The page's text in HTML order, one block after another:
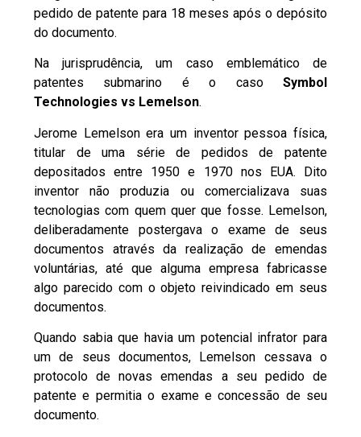
pedido de patente para 18 meses após o depósito
do documento.
Na jurisprudência, um caso emblemático de
patentes submarino é o caso Symbol
Technologies vs Lemelson.
Jerome Lemelson era um inventor pessoa física,
titular de uma série de pedidos de patente
depositados entre 1950 e 1970 nos EUA. Dito
inventor não produzia ou comercializava suas
tecnologias com quem quer que fosse. Lemelson,
deliberadamente postergava o exame de seus
documentos através da realização de emendas
voluntárias, até que alguma empresa fabricasse
algo parecido com o objeto reivindicado em seus
documentos.
Quando sabia que havia um potencial infrator para
um de seus documentos, Lemelson cessava o
protocolo de novas emendas a seu pedido de
patente e permitia o exame e concessão de seu
documento.